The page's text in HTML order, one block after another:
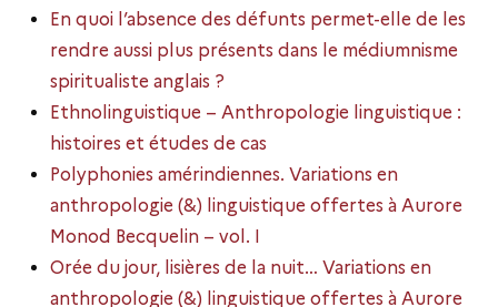
En quoi l’absence des défunts permet-elle de les
rendre aussi plus présents dans le médiumnisme
spiritualiste anglais ?
Ethnolinguistique – Anthropologie linguistique :
histoires et études de cas
Polyphonies amérindiennes. Variations en
anthropologie (&) linguistique offertes à Aurore
Monod Becquelin – vol. I
Orée du jour, lisières de la nuit… Variations en
anthropologie (&) linguistique offertes à Aurore